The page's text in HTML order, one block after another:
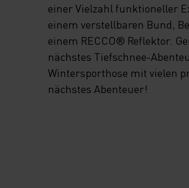
einer Vielzahl funktioneller
einem verstellbaren Bund,
einem RECCO® Reflektor.
nächstes Tiefschnee-
Wintersporthose mit vielen
nächstes Abenteuer!